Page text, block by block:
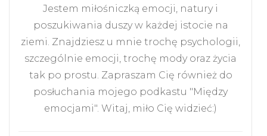
Jestem miłośniczką emocji, natury i
poszukiwania duszy w każdej istocie na
ziemi. Znajdziesz u mnie trochę psychologii,
szczególnie emocji, trochę mody oraz życia
tak po prostu. Zapraszam Cię również do
posłuchania mojego podkastu "Między
emocjami". Witaj, miło Cię widzieć:)